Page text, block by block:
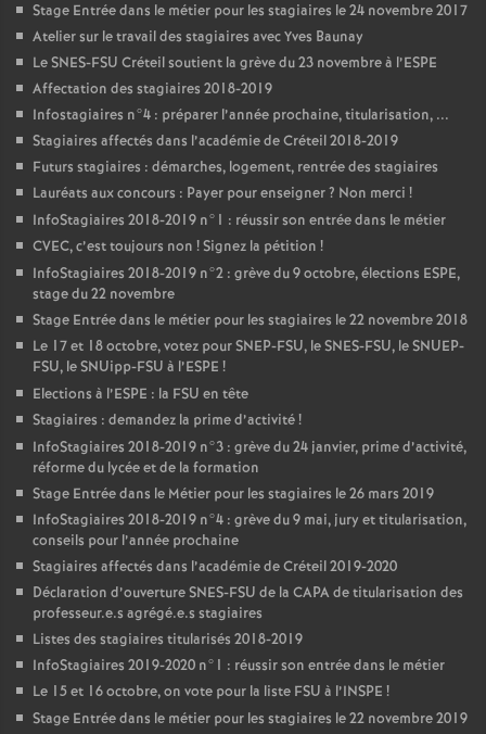
Stage Entrée dans le métier pour les stagiaires le 24 novembre 2017
Atelier sur le travail des stagiaires avec Yves Baunay
LeSNES-FSU Créteil soutient la grève du 23 novembre à l’ESPE
Affectation des stagiaires 2018-2019
Infostagiaires n°4 : préparer l’année prochaine, titularisation, ...
Stagiaires affectés dans l’académie de Créteil 2018-2019
Futurs stagiaires : démarches, logement, rentrée des stagiaires
Lauréats aux concours : Payer pour enseigner? Non merci !
InfoStagiaires 2018-2019 n°1 : réussir son entrée dans le métier
CVEC, c’est toujours non ! Signez la pétition !
InfoStagiaires 2018-2019 n°2 : grève du 9 octobre, élections ESPE,
stage du 22 novembre
Stage Entrée dans le métier pour les stagiaires le 22 novembre 2018
Le 17 et 18 octobre, votez pourSNEP-FSU, leSNES-FSU, leSNUEP-
FSU, le SNUipp-FSU à l’ESPE !
Elections à l’ESPE : la FSU en tête
Stagiaires : demandez la prime d’activité!
InfoStagiaires 2018-2019 n°3 : grève du 24 janvier, prime d’activité,
réforme du lycée et de la formation
Stage Entrée dans le Métier pour les stagiaires le 26 mars 2019
InfoStagiaires 2018-2019 n°4 : grève du 9 mai, jury et titularisation,
conseils pour l’année prochaine
Stagiaires affectés dans l’académie de Créteil 2019-2020
Déclaration d’ouvertureSNES-FSU de la CAPAde titularisation des
professeur.e.s agrégé.e.s stagiaires
Listes des stagiaires titularisés 2018-2019
InfoStagiaires 2019-2020 n°1 : réussir son entrée dans le métier
Le 15 et 16 octobre, on vote pour la liste FSU à l’INSPE !
Stage Entrée dans le métier pour les stagiaires le 22 novembre 2019